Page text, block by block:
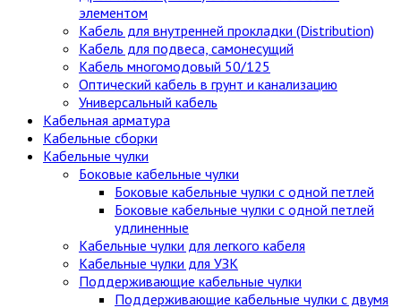
элементом
Кабель для внутренней прокладки (Distribution)
Кабель для подвеса, самонесущий
Кабель многомодовый 50/125
Оптический кабель в грунт и канализацию
Универсальный кабель
Кабельная арматура
Кабельные сборки
Кабельные чулки
Боковые кабельные чулки
Боковые кабельные чулки с одной петлей
Боковые кабельные чулки с одной петлей
удлиненные
Кабельные чулки для легкого кабеля
Кабельные чулки для УЗК
Поддерживающие кабельные чулки
Поддерживающие кабельные чулки с двумя